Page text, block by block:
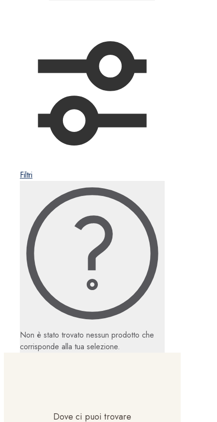
Filtri
Non è stato trovato nessun prodotto che
corrisponde alla tua selezione.
Dove ci puoi trovare